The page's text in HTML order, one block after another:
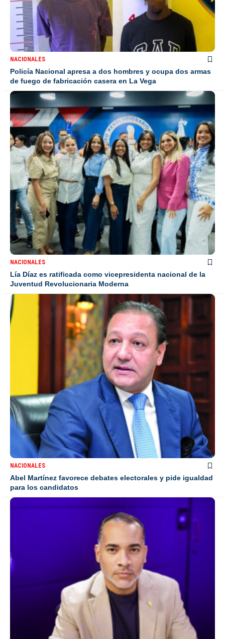
NACIONALES
Policía Nacional apresa a dos hombres y ocupa dos armas
de fuego de fabricación casera en La Vega
NACIONALES
Lía Díaz es ratificada como vicepresidenta nacional de la
Juventud Revolucionaria Moderna
NACIONALES
Abel Martínez favorece debates electorales y pide igualdad
para los candidatos